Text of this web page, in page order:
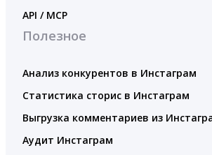
API / MCP
Полезное
Анализ конкурентов в Инстаграм
Статистика сторис в Инстаграм
Выгрузка комментариев из
Аудит Инстаграм